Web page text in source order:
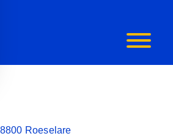
Roeselare